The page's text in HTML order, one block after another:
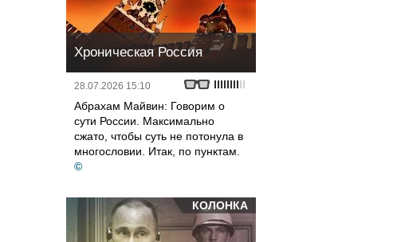
Хроническая Россия
28.07.2026 15:10
Абрахам Майвин: Говорим о
сути России. Максимально
сжато, чтобы суть не потонула в
многословии. Итак, по пунктам.
©
КОЛОНКА